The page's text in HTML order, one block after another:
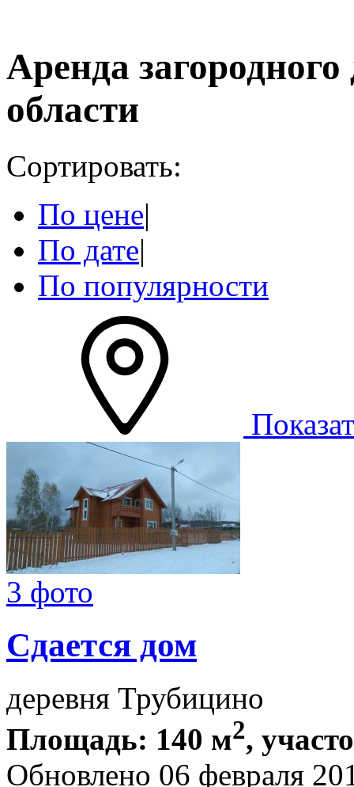
Аренда
области
Сортировать:
По цене|
По дате|
По популярности
3 фото
Сдается дом
деревня Трубицино
Площадь: 140 м2,
Обновлено 06 февраля